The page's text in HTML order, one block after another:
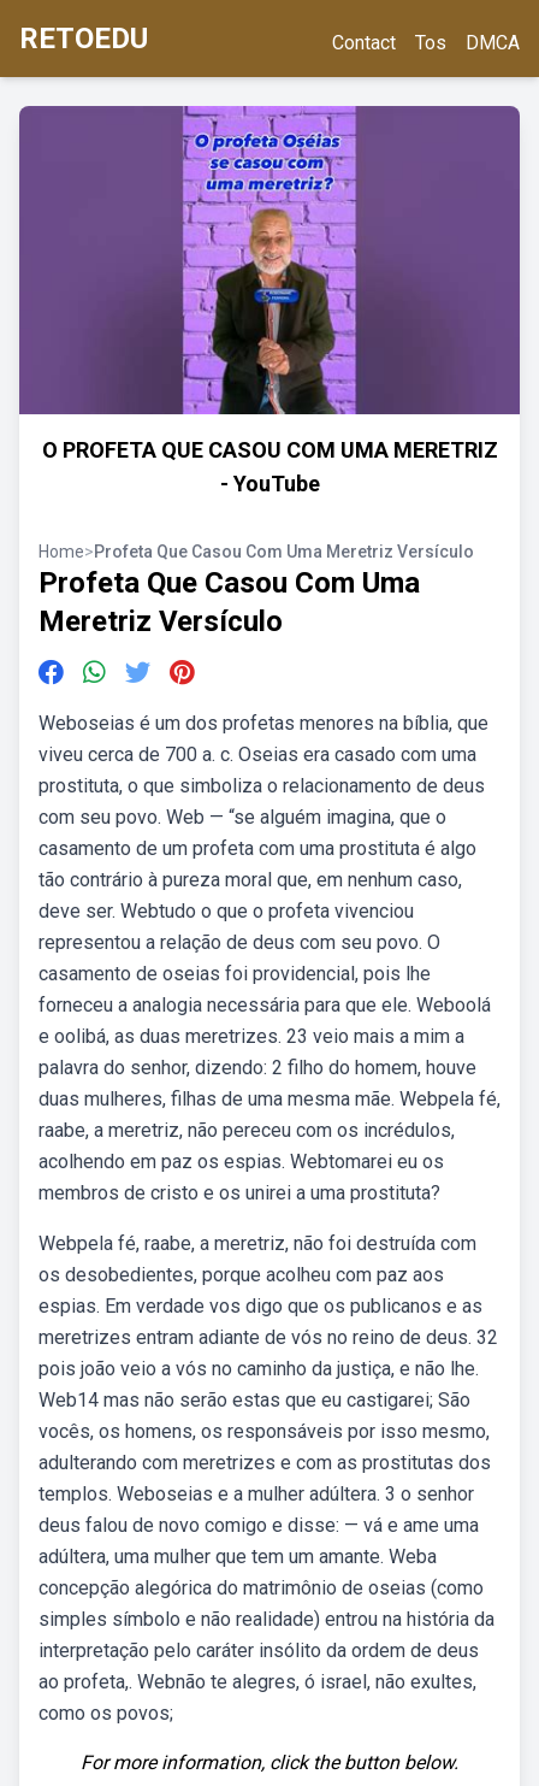
RETOEDU Contact Tos DMCA
O PROFETA QUE CASOU COM UMA MERETRIZ
- YouTube
Home>Profeta Que Casou Com Uma Meretriz Versículo
Profeta Que Casou Com Uma
Meretriz Versículo
Weboseias é um dos profetas menores na bíblia, que
viveu cerca de 700 a. c. Oseias era casado com uma
prostituta, o que simboliza o relacionamento de deus
com seu povo. Web — “se alguém imagina, que o
casamento de um profeta com uma prostituta é algo
tão contrário à pureza moral que, em nenhum caso,
deve ser. Webtudo o que o profeta vivenciou
representou a relação de deus com seu povo. O
casamento de oseias foi providencial, pois lhe
forneceu a analogia necessária para que ele. Weboolá
e oolibá, as duas meretrizes. 23 veio mais a mim a
palavra do senhor, dizendo: 2 filho do homem, houve
duas mulheres, filhas de uma mesma mãe. Webpela fé,
raabe, a meretriz, não pereceu com os incrédulos,
acolhendo em paz os espias. Webtomarei eu os
membros de cristo e os unirei a uma prostituta?
Webpela fé, raabe, a meretriz, não foi destruída com
os desobedientes, porque acolheu com paz aos
espias. Em verdade vos digo que os publicanos e as
meretrizes entram adiante de vós no reino de deus. 32
pois joão veio a vós no caminho da justiça, e não lhe.
Web14 mas não serão estas que eu castigarei; São
vocês, os homens, os responsáveis por isso mesmo,
adulterando com meretrizes e com as prostitutas dos
templos. Weboseias e a mulher adúltera. 3 o senhor
deus falou de novo comigo e disse: — vá e ame uma
adúltera, uma mulher que tem um amante. Weba
concepção alegórica do matrimônio de oseias (como
simples símbolo e não realidade) entrou na história da
interpretação pelo caráter insólito da ordem de deus
ao profeta,. Webnão te alegres, ó israel, não exultes,
como os povos;
For more information, click the button below.